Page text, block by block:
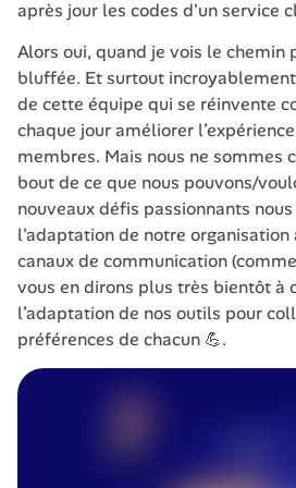
après jour les codes d'un service
Alors oui, quand je vois le chemin
bluffée. Et surtout
de cette équipe qui se réinvente
chaque jour améliorer
membres. Mais nous ne sommes
bout de ce que nous pouvons/
nouveaux défis passionnants
l'adaptation de notre organisation
canaux de communication
vous en dirons plus très bientôt à
l’adaptation de nos outils pour
préférences de chacun 💪.